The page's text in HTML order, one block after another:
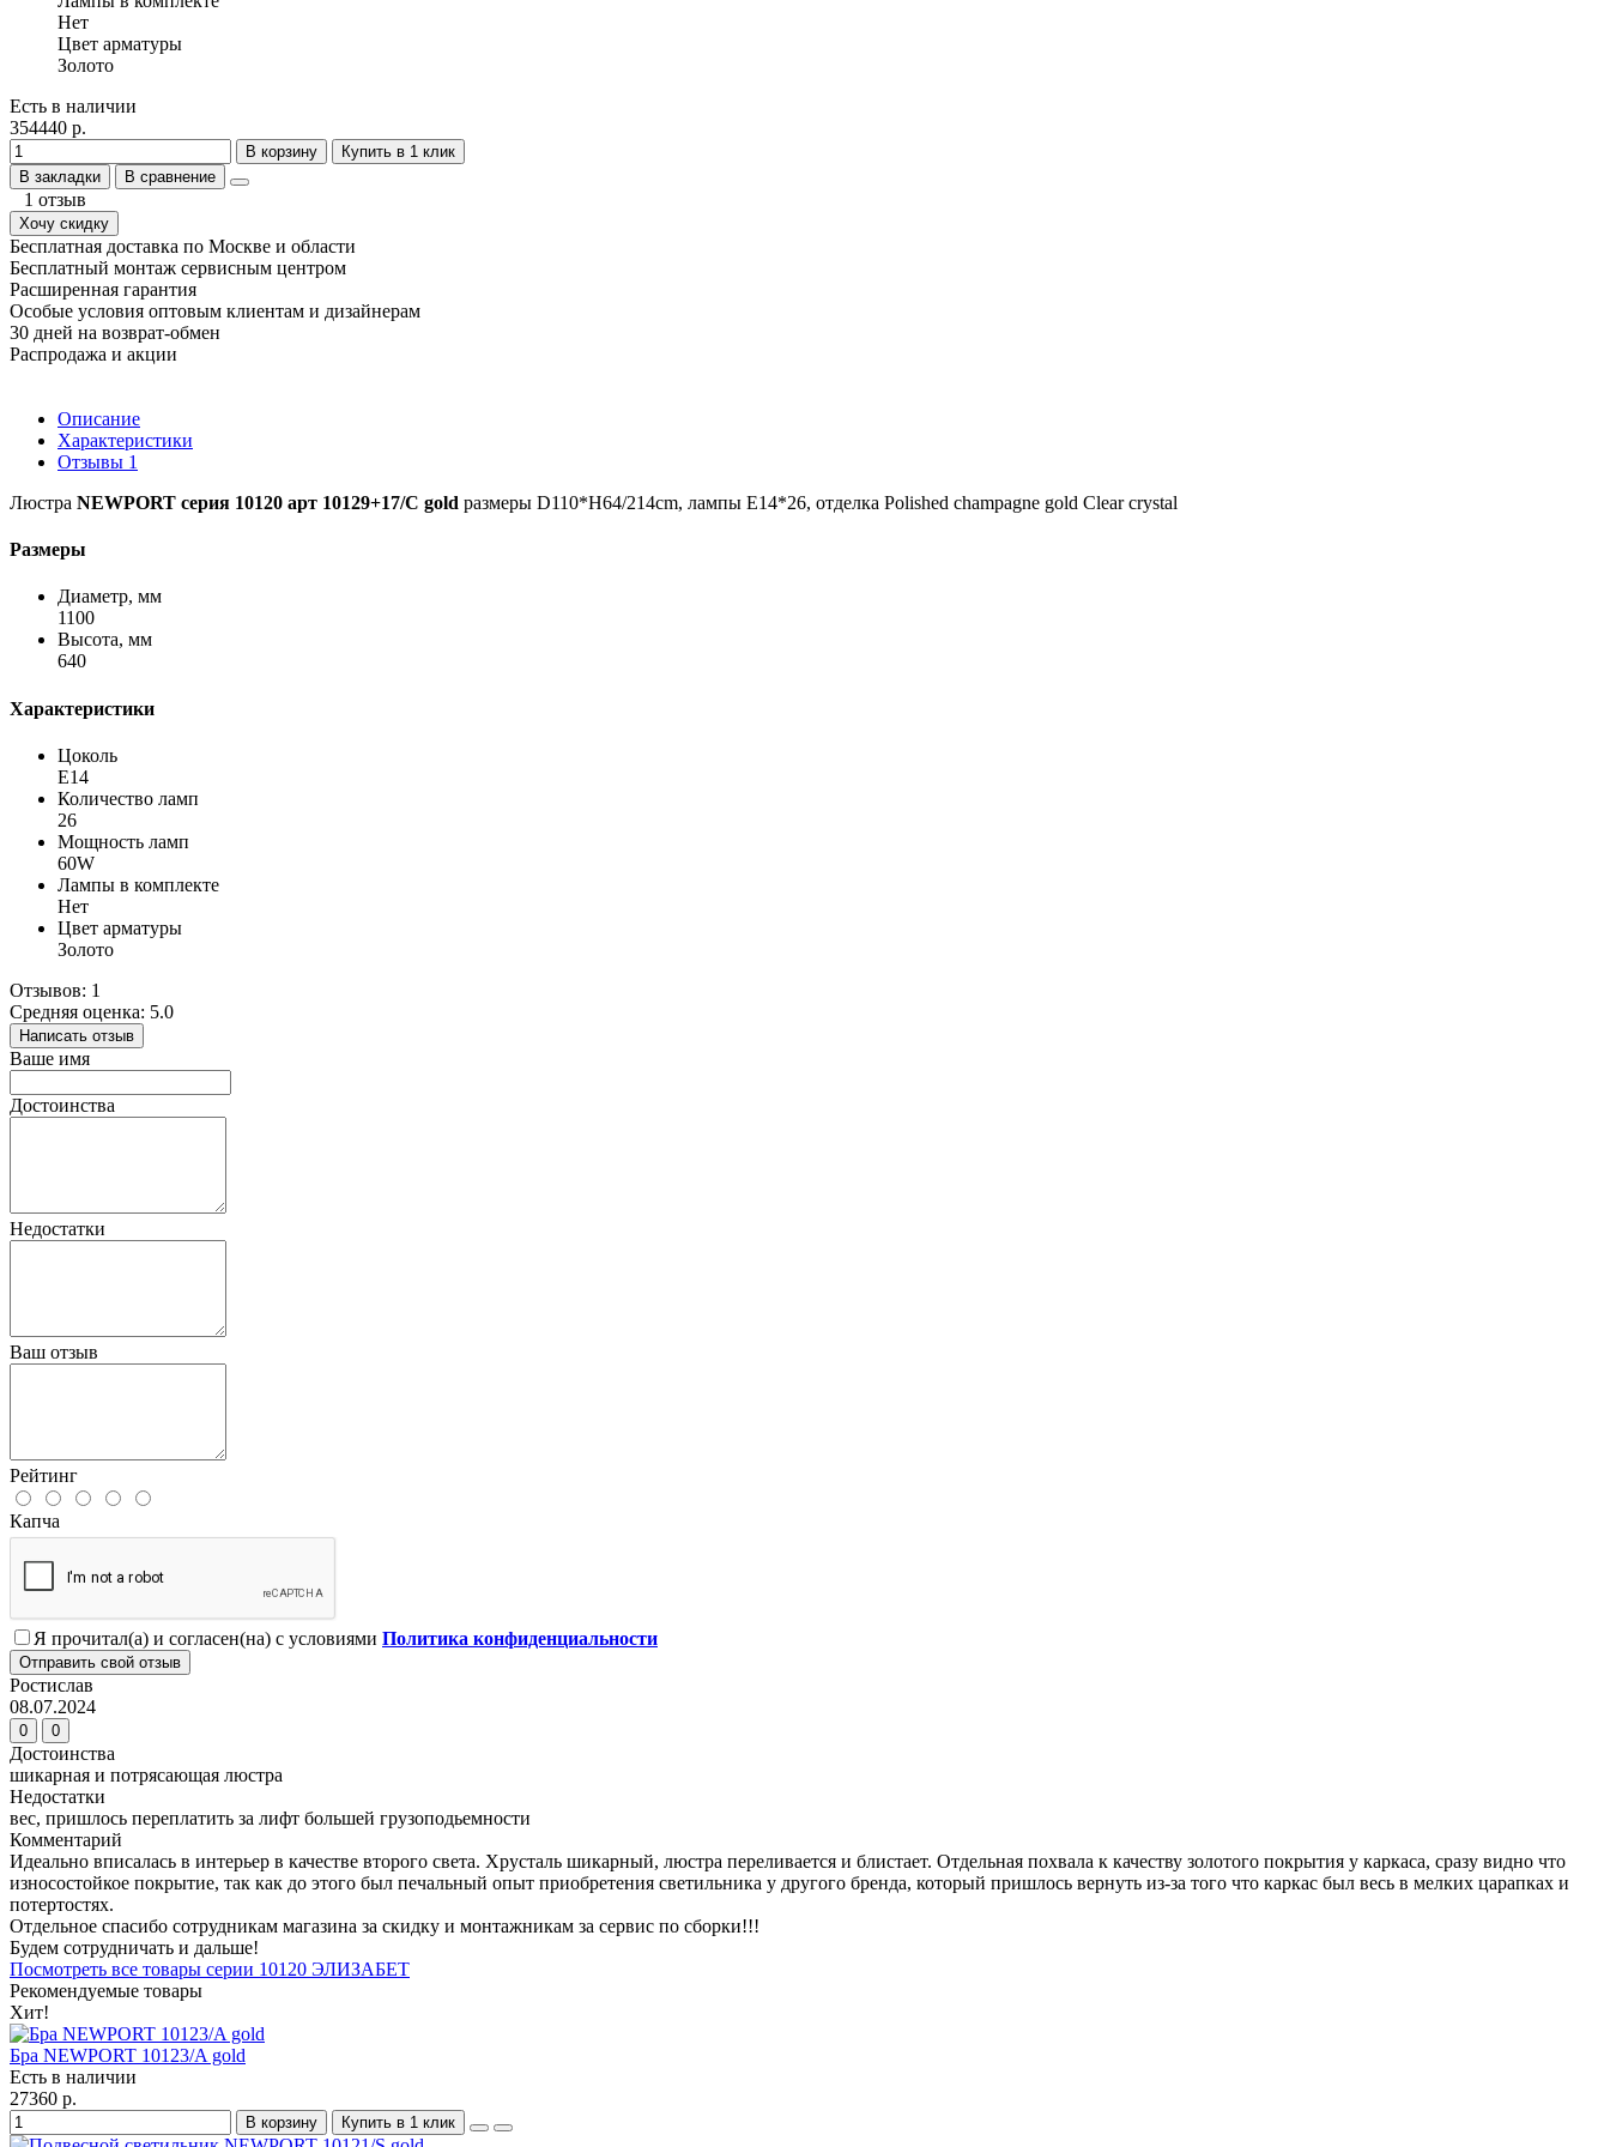
Нет
Цвет арматуры
Золото
Есть в наличии
354440 р.
В корзину
Купить в 1 клик
В закладки
В сравнение
1 отзыв
Хочу скидку
Бесплатная доставка по Москве и области
Бесплатный монтаж сервисным центром
Расширенная гарантия
Особые условия оптовым клиентам и дизайнерам
30 дней на возврат-обмен
Распродажа и акции
Описание
Характеристики
Отзывы 1
Люстра NEWPORT серия 10120 арт 10129+17/C gold размеры D110*H64/214cm, лампы E14*26, отделка Polished champagne gold Clear crystal
Размеры
Диаметр, мм
1100
Высота, мм
640
Характеристики
Цоколь
Е14
Количество ламп
26
Мощность ламп
60W
Лампы в комплекте
Нет
Цвет арматуры
Золото
Отзывов: 1
Средняя оценка: 5.0
Написать отзыв
Ваше имя
Достоинства
Недостатки
Ваш отзыв
Рейтинг
Капча
Я прочитал(а) и согласен(на) с условиями Политика конфиденциальности
Отправить свой отзыв
Ростислав
08.07.2024
0 0
Достоинства
шикарная и потрясающая люстра
Недостатки
вес, пришлось переплатить за лифт большей грузоподьемности
Комментарий
Идеально вписалась в интерьер в качестве второго света. Хрусталь шикарный, люстра переливается и блистает. Отдельная похвала к качеству золотого покрытия у каркаса, сразу видно что
износостойкое покрытие, так как до этого был печальный опыт приобретения светильника у другого бренда, который пришлось вернуть из-за того что каркас был весь в мелких царапках и
потертостях.
Отдельное спасибо сотрудникам магазина за скидку и монтажникам за сервис по сборки!!!
Будем сотрудничать и дальше!
Посмотреть все товары серии 10120 ЭЛИЗАБЕТ
Рекомендуемые товары
Хит!
Бра NEWPORT 10123/A gold
Есть в наличии
27360 р.
В корзину Купить в 1 клик